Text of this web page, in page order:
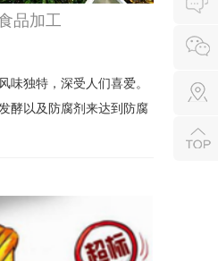
品加工
味独特，深受人们喜爱。
酵以及防腐剂来达到防腐
生物感染、细菌滋生等问